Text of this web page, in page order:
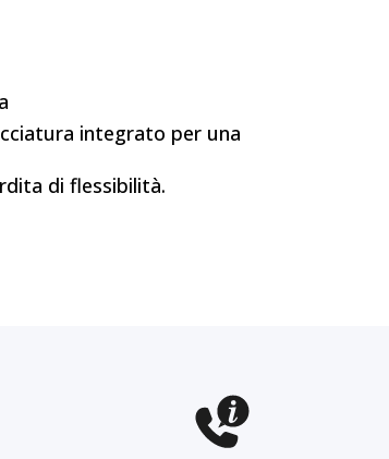
integrato per una
di flessibilità.